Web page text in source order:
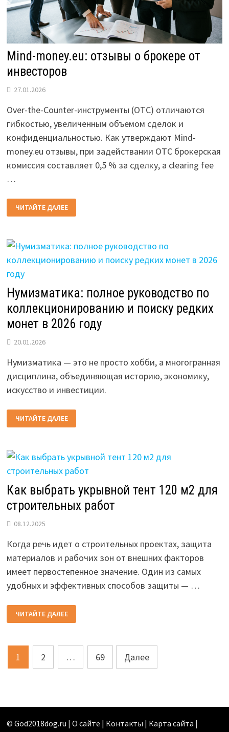
Mind-money.eu: отзывы о брокере от
инвесторов
27.01.2026
Over-the-Counter-инструменты (OTC) отличаются
гибкостью, увеличенным объемом сделок и
конфиденциальностью. Как утверждают Mind-
money.eu отзывы, при задействании OTC брокерская
комиссия составляет 0,5 % за сделку, а clearing fee
…
MONEY.EU:
ОТЗЫВЫ
ИНВЕСТОРОВ
ЧИТАЙТЕ ДАЛЕЕ
Нумизматика: полное руководство по
коллекционированию и поиску редких
монет в 2026 году
20.01.2026
Нумизматика — это не просто хобби, а многогранная
дисциплина, объединяющая историю, экономику,
искусство и инвестиции.
НУМИЗМАТИКА:
ПОЛНОЕ
РУКОВОДСТВО
ПОИСКУ
МОНЕТ
В
2026
ГОДУ
ЧИТАЙТЕ ДАЛЕЕ
Как выбрать укрывной тент 120 м2 для
строительных работ
08.12.2025
Когда речь идет о строительных проектах, защита
материалов и рабочих зон от внешних факторов
имеет первостепенное значение. Один из самых
удобных и эффективных способов защиты — …
ВЫБРАТЬ
УКРЫВНОЙ
М2
ДЛЯ
СТРОИТЕЛЬНЫХ
РАБОТ
ЧИТАЙТЕ ДАЛЕЕ
Пагинация
записей
1 2 … 69 Далее
© God2018dog.ru | О сайте | Контакты | Карта сайта |